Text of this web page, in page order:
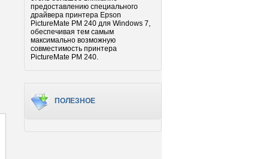
предоставлению специального
драйвера принтера Epson
PictureMate PM 240 для Windows 7,
обеспечивая тем самым
максимально возможную
совместимость принтера
PictureMate PM 240.
ПОЛЕЗНОЕ